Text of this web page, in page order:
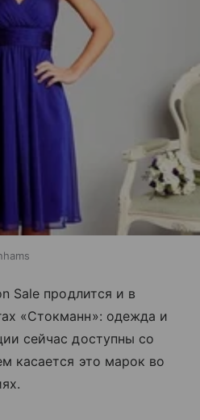
Sale продлится и в
«Стокманн»: одежда и
сейчас доступны со
касается это марок во